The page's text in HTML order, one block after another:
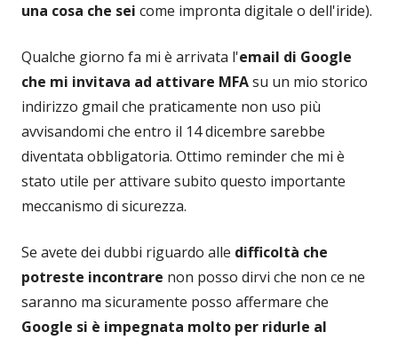
una cosa che sei come impronta digitale o dell'iride).
Qualche giorno fa mi è arrivata l'email di Google
che mi invitava ad attivare MFAsu un mio storico
indirizzo gmail che praticamente non uso più
avvisandomi che entro il 14 dicembre sarebbe
diventata obbligatoria. Ottimo reminder che mi è
stato utile per attivare subito questo importante
meccanismo di sicurezza.
Se avete dei dubbi riguardo alle difficoltà che
potreste incontrare non posso dirvi che non ce ne
saranno ma sicuramente posso affermare che
Google si è impegnata molto per ridurle al